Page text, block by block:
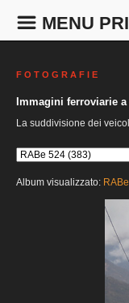
MENU
F O T O G R A F I E
Immagini ferroviarie
La suddivisione dei
Album visualizzato: